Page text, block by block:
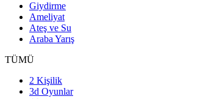
Giydirme
Ameliyat
Ateş ve Su
Araba Yarış
TÜMÜ
2 Kişilik
3d Oyunlar